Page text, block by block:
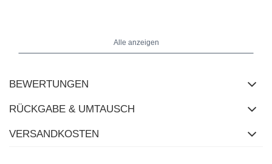
unter den Achseln - 68 cm, Gesamtlänge - 72 cm, Breite am Saum
Alle anzeigen
BEWERTUNGEN
RÜCKGABE & UMTAUSCH
VERSANDKOSTEN